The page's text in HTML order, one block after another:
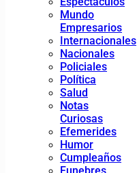
Mundo
Empresarios
Internacionales
Nacionales
Policiales
Política
Salud
Notas
Curiosas
Efemerides
Humor
Cumpleaños